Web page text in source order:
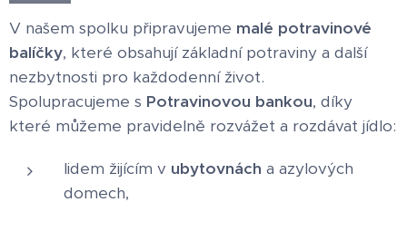
V našem spolku připravujeme malé potravinové
balíčky, které obsahují základní potraviny a další
nezbytnosti pro každodenní život.
Spolupracujeme s Potravinovou bankou, díky
které můžeme pravidelně rozvážet a rozdávat jídlo:
lidem žijícím v ubytovnách a azylových
domech,